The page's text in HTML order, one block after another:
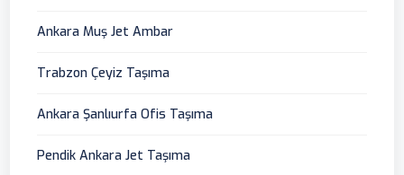
Ankara Muş Jet Ambar
Trabzon Çeyiz Taşıma
Ankara Şanlıurfa Ofis Taşıma
Pendik Ankara Jet Taşıma